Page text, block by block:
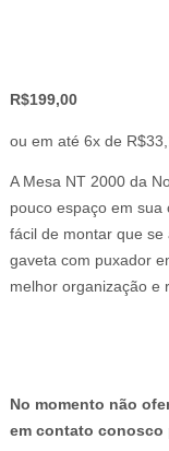
R$199,00
ou em até 6x de
A Mesa NT 2000 da
pouco espaço em
fácil de montar que
gaveta com puxador
melhor organização e
No momento não
em contato conosco